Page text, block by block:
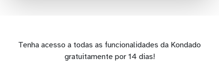
Tenha acesso a todas as funcionalidades da Kondado
gratuitamente por 14 dias!